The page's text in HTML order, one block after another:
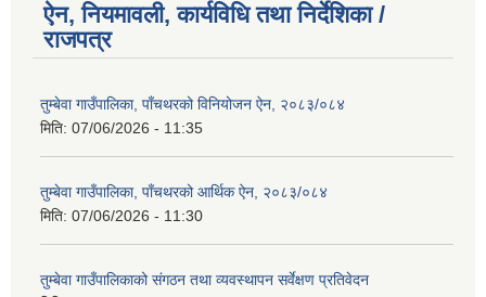
ऐन, नियमावली, कार्यविधि तथा निर्देशिका /
राजपत्र
तुम्बेवा गाउँपालिका, पाँचथरको विनियोजन ऐन, २०८३/०८४
मिति: 07/06/2026 - 11:35
तुम्बेवा गाउँपालिका, पाँचथरको आर्थिक ऐन, २०८३/०८४
मिति: 07/06/2026 - 11:30
तुम्बेवा गाउँपालिकाको संगठन तथा व्यवस्थापन सर्वेक्षण प्रतिवेदन